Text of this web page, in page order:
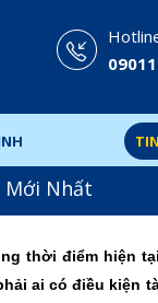
Mới Nhất
thời điểm hiện
ai có điều kiện